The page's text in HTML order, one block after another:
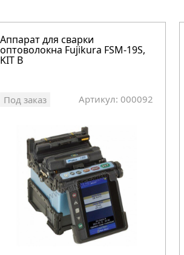
Аппарат для сварки
оптоволокна Fujikura FSM-19S,
KIT B
Под заказ Артикул: 000092